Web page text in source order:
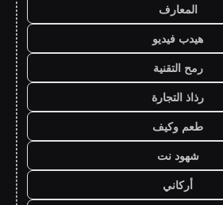
المعارف
هيدب فيديو
رمح التقنية
رذاذ التجارة
طعم وكيف
شهود نت
أركاني